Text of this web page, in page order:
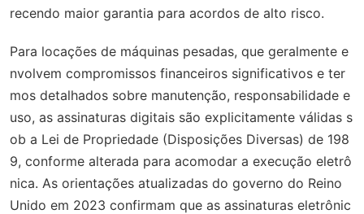
recendo maior garantia para acordos de alto risco.
Para locações de máquinas pesadas, que geralmente e
nvolvem compromissos financeiros significativos e ter
mos detalhados sobre manutenção, responsabilidade e
uso, as assinaturas digitais são explicitamente válidas s
ob a Lei de Propriedade (Disposições Diversas) de 198
9, conforme alterada para acomodar a execução eletrô
nica. As orientações atualizadas do governo do Reino
Unido em 2023 confirmam que as assinaturas eletrônic